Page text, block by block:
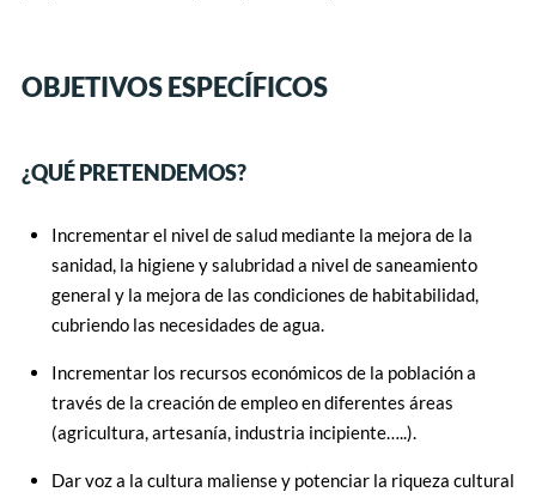
OBJETIVOS ESPECÍFICOS
¿QUÉ PRETENDEMOS?
Incrementar el nivel de salud mediante la mejora de la
sanidad, la higiene y salubridad a nivel de saneamiento
general y la mejora de las condiciones de habitabilidad,
cubriendo las necesidades de agua.
Incrementar los recursos económicos de la población a
través de la creación de empleo en diferentes áreas
(agricultura, artesanía, industria incipiente…..).
Dar voz a la cultura maliense y potenciar la riqueza cultural